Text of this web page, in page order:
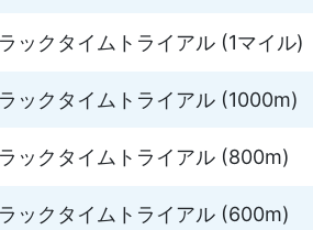
ックタイムトライアル (1マイル)
ックタイムトライアル (1000m)
ックタイムトライアル (800m)
ックタイムトライアル (600m)